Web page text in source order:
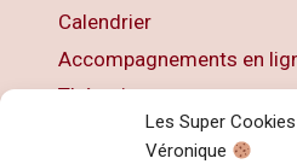
Les Super
Véronique
Calendrier
Accompagnements en
Thérapies